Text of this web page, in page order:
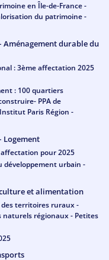
en Île-de-France -
du patrimoine -
– Aménagement durable du
: 3ème affectation 2025
: 100 quartiers
PPA de
Paris Région -
Logement
affectation pour 2025
développement urbain -
et alimentation
des territoires ruraux -
naturels régionaux - Petites